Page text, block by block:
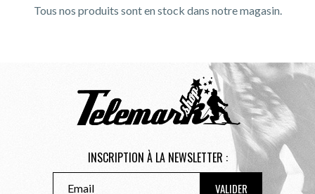
Tous nos produits sont en stock dans notre magasin.
INSCRIPTION À LA NEWSLETTER :